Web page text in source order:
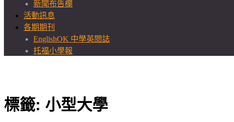
新聞布告欄
活動訊息
各期期刊
EnglishOK 中學英閱誌
托福小學報
標籤: 小型大學